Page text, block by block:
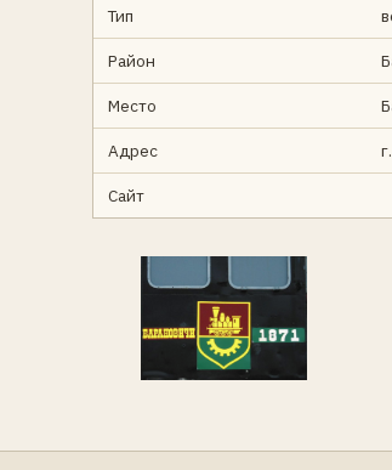
Тип
Район
Место
Адрес
Сайт